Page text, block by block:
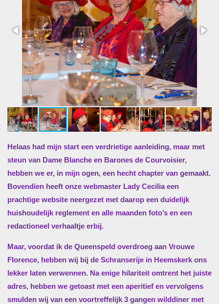
Helaas had mijn start een verdrietige aanleiding, maar met
steun van Dame Blanche en Barones de Courvoisier,
hebben we er, in mijn ogen, een hecht chapter van gemaakt.
Bovendien heeft onze webmaster Lady Cecilia een
prachtige website neergezet met daarop een duidelijk
huishoudelijk reglement en alle maanden foto’s en een
redactioneel verhaaltje erbij.
Maar, voordat ik de Queenspeld overdroeg aan Vrouwe
Florence, hebben wij bij de Schranserije in Heemskerk ons
lekker laten verwennen. Na enige hilariteit omtrent het juiste
adres, hebben we getoast met een aperitief en vervolgens
smulden wij van een voortreffelijk 3 gangen wilddiner met